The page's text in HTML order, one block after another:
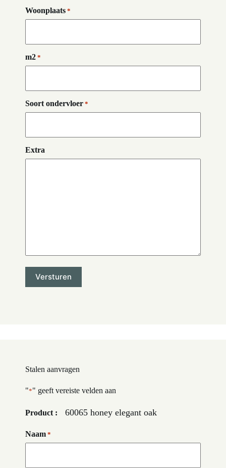
Woonplaats *
m2 *
Soort ondervloer *
Extra
Stalen aanvragen
"*" geeft vereiste velden aan
Product : 60065 honey elegant oak
Naam *